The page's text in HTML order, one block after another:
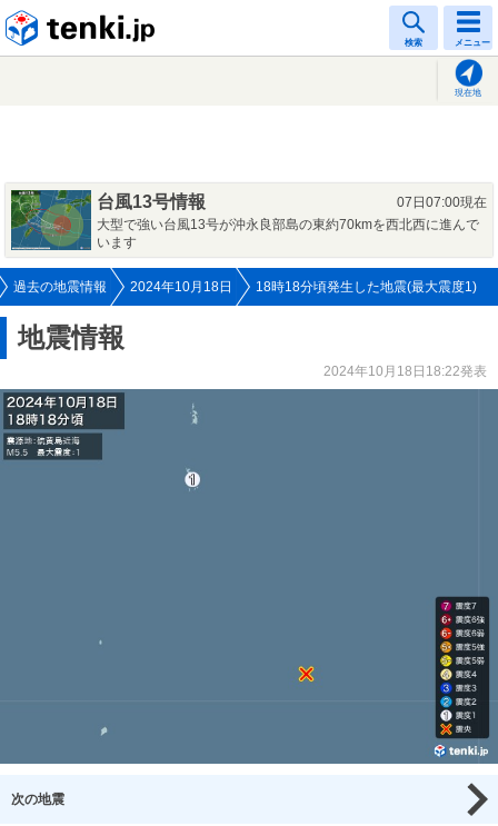
検索 メニュー
現在地
台風13号情報
07日07:00現在
大型で強い台風13号が沖永良部島の東約70kmを西北西に進んで
います
過去の地震情報 2024年10月18日 18時18分頃発生した地震(最大震度1)
地震情報
2024年10月18日18:22発表
次の地震